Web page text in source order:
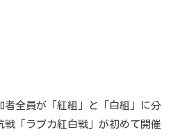
者全員が「紅組」と「白組」に分
戦「ラブカ紅白戦」が初めて開催